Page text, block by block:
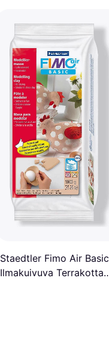
Staedtler Fimo Air Basic
Ilmakuivuva Terrakotta